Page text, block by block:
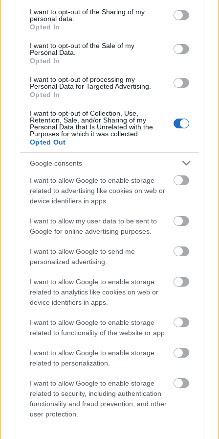
not limited to your visit or usage behaviour. You may click to
grant or deny consent to Google and its third-party tags to
use your data for below specified purposes in below Google
consent section.
I want to opt-out of the Sharing of my
personal data.
Opted In
I want to opt-out of the Sale of my
Personal Data.
Opted In
I want to opt-out of processing my
Personal Data for Targeted Advertising.
Opted In
I want to opt-out of Collection, Use,
Retention, Sale, and/or Sharing of my
Personal Data that Is Unrelated with the
Purposes for which it was collected.
Opted Out
Google consents
I want to allow Google to enable storage
related to advertising like cookies on web or
device identifiers in apps.
I want to allow my user data to be sent to
Google for online advertising purposes.
I want to allow Google to send me
personalized advertising.
I want to allow Google to enable storage
related to analytics like cookies on web or
device identifiers in apps.
I want to allow Google to enable storage
related to functionality of the website or app.
I want to allow Google to enable storage
related to personalization.
I want to allow Google to enable storage
related to security, including authentication
functionality and fraud prevention, and other
user protection.
Όπως είπε, εξετάζονται σενάρια που
περιλαμβάνουν ενίσχυση του ρόλου των βαθμών
όλων των τάξεων του Λυκείου και όχι μόνο της Γ΄
Λυκείου, με στόχο να αποκατασταθεί η
εκπαιδευτική αξία και των τριών τάξεων.
Η Υπουργός σημείωσε ότι η αρμόδια επιτροπή,
υπό τον πρύτανη του Πανεπιστημίου Πειραιώς,
οι τελικές εισηγήσεις αναμένονται μετά από
εξαντλητική διαβούλευση.
Παράλληλα, ξεκαθάρισε ότι οποιεσδήποτε
αλλαγές δεν θα επηρεάσουν τους μαθητές που
βρίσκονται ήδη στο Λύκειο και στο Γυμνάσιο.